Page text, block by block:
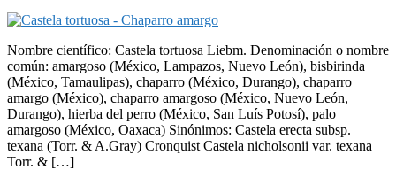
Nombre científico: Castela tortuosa Liebm. Denominación o nombre
común: amargoso (México, Lampazos, Nuevo León), bisbirinda
(México, Tamaulipas), chaparro (México, Durango), chaparro
amargo (México), chaparro amargoso (México, Nuevo León,
Durango), hierba del perro (México, San Luís Potosí), palo
amargoso (México, Oaxaca) Sinónimos: Castela erecta subsp.
texana (Torr. & A.Gray) Cronquist Castela nicholsonii var. texana
Torr. & […]